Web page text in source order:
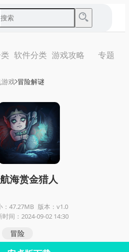
软件分类 游戏攻略 专题
戏 冒险解谜
航海赏金猎人
：47.27MB 版本：v1.0
时间：2024-09-02 14:30
冒险